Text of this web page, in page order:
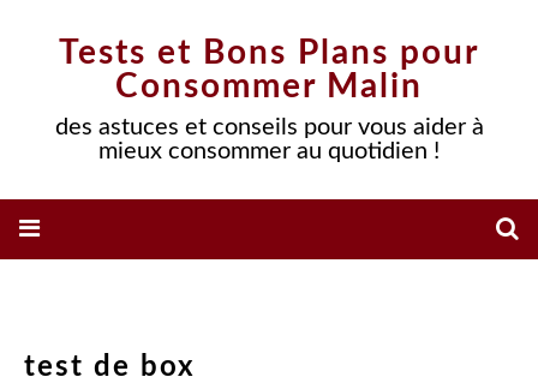
Tests et Bons Plans pour
Consommer Malin
des astuces et conseils pour vous aider à
mieux consommer au quotidien !
test de box